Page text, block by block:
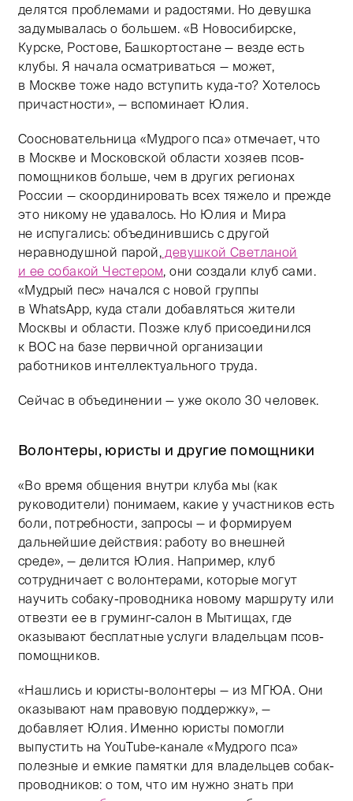
делятся проблемами и радостями. Но девушка
задумывалась о большем. «В Новосибирске,
Курске, Ростове, Башкортостане — везде есть
клубы. Я начала осматриваться — может,
в Москве тоже надо вступить куда-то? Хотелось
причастности», — вспоминает Юлия.
Соосновательница «Мудрого пса» отмечает, что
в Москве и Московской области хозяев псов-
помощников больше, чем в других регионах
России — скоординировать всех тяжело и прежде
это никому не удавалось. Но Юлия и Мира
не испугались: объединившись с другой
неравнодушной парой, девушкой Светланой
и ее собакой Честером, они создали клуб сами.
«Мудрый пес» начался с новой группы
в WhatsApp, куда стали добавляться жители
Москвы и области. Позже клуб присоединился
к ВОС на базе первичной организации
работников интеллектуального труда.
Сейчас в объединении — уже около 30 человек.
Волонтеры, юристы и другие помощники
«Во время общения внутри клуба мы (как
руководители) понимаем, какие у участников есть
боли, потребности, запросы — и формируем
дальнейшие действия: работу во внешней
среде», — делится Юлия. Например, клуб
сотрудничает с волонтерами, которые могут
научить собаку-проводника новому маршруту или
отвезти ее в груминг-салон в Мытищах, где
оказывают бесплатные услуги владельцам псов-
помощников.
«Нашлись и юристы-волонтеры — из МГЮА. Они
оказывают нам правовую поддержку», —
добавляет Юлия. Именно юристы помогли
выпустить на YouTube-канале «Мудрого пса»
полезные и емкие памятки для владельцев собак-
проводников: о том, что им нужно знать при